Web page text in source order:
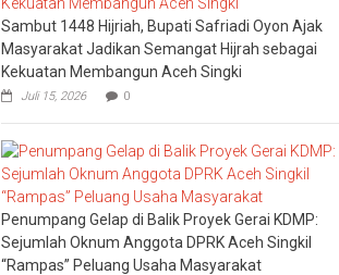
Sambut 1448 Hijriah, Bupati Safriadi Oyon Ajak
Masyarakat Jadikan Semangat Hijrah sebagai
Kekuatan Membangun Aceh Singki
Juli 15, 2026 0
Penumpang Gelap di Balik Proyek Gerai KDMP:
Sejumlah Oknum Anggota DPRK Aceh Singkil
“Rampas” Peluang Usaha Masyarakat